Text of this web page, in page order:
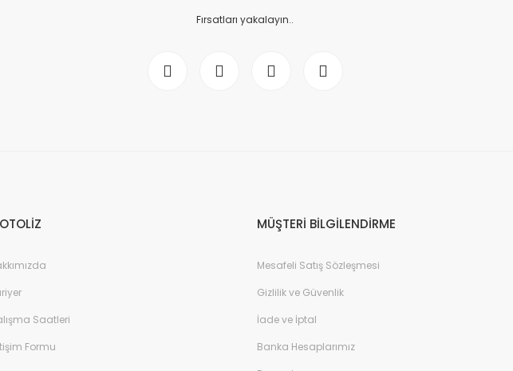
Fırsatları yakalayın..
Saatleri
Formu
MÜŞTERİ BİLGİLENDİRME
Mesafeli Satış Sözleşmesi
Gizlilik ve Güvenlik
İade ve İptal
Banka Hesaplarımız